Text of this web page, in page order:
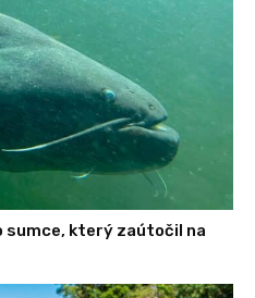
sumce, který zaútočil na